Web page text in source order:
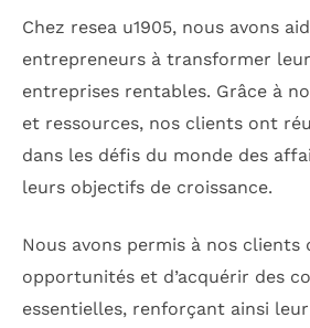
Chez resea u1905, nous avons
entrepreneurs à transformer
entreprises rentables. Grâce à
et ressources, nos clients ont
dans les défis du monde des
leurs objectifs de croissance.
Nous avons permis à nos clients
opportunités et d’acquérir des
essentielles, renforçant ainsi